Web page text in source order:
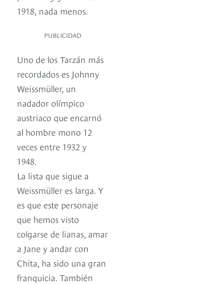
1918, nada menos.
PUBLICIDAD
Uno de los Tarzán más
recordados es Johnny
Weissmüller, un
nadador olímpico
austriaco que encarnó
al hombre mono 12
veces entre 1932 y
1948.
La lista que sigue a
Weissmüller es larga. Y
es que este personaje
que hemos visto
colgarse de lianas, amar
a Jane y andar con
Chita, ha sido una gran
franquicia. También